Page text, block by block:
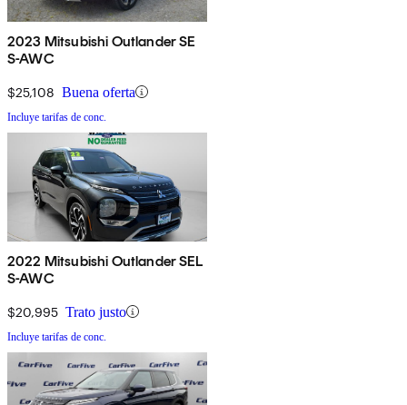
2023 Mitsubishi Outlander SE
S-AWC
$25,108 Buena oferta
Incluye tarifas de conc.
2022 Mitsubishi Outlander SEL
S-AWC
$20,995 Trato justo
Incluye tarifas de conc.